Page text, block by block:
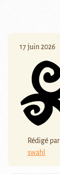
17 juin 2026
Rédigé
swahl